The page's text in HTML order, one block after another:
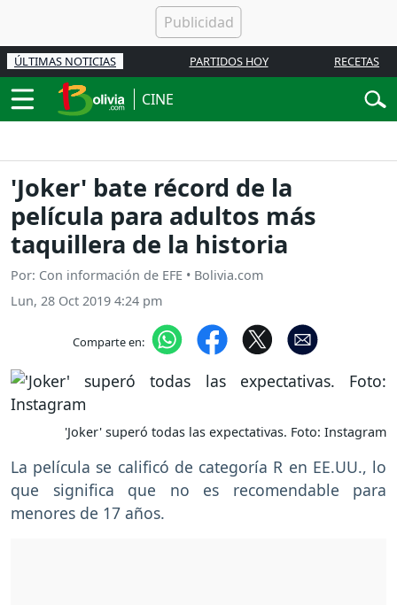
ÚLTIMAS NOTICIAS PARTIDOS HOY RECETAS
CINE
'Joker' bate récord de la
película para adultos más
taquillera de la historia
Por: Con información de EFE • Bolivia.com
Lun, 28 Oct 2019 4:24 pm
Comparte en:
'Joker' superó todas las expectativas. Foto: Instagram
La película se calificó de categoría R en EE.UU., lo
que significa que no es recomendable para
menores de 17 años.